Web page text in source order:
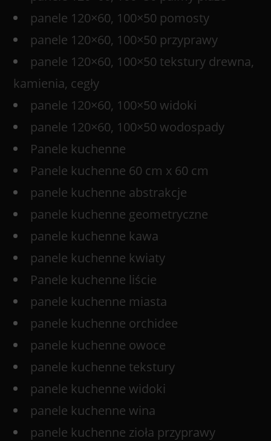
panele 120×60, 100×50 pomosty
panele 120×60, 100×50 przyprawy
panele 120×60, 100×50 tekstury drewna,
kamienia, cegły
panele 120×60, 100×50 widoki
panele 120×60, 100×50 wodospady
Panele kuchenne
Panele kuchenne 60 cm x 60 cm
panele kuchenne abstrakcje
panele kuchenne geometryczne
panele kuchenne kawa
panele kuchenne kwiaty
Panele kuchenne liście
panele kuchenne miasta
panele kuchenne orchidee
panele kuchenne owoce
panele kuchenne tekstury
panele kuchenne widoki
panele kuchenne wina
panele kuchenne zioła przyprawy